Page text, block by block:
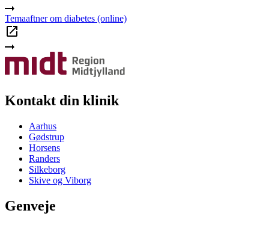
Temaaftner om diabetes (online)
Kontakt din klinik
Aarhus
Gødstrup
Horsens
Randers
Silkeborg
Skive og Viborg
Genveje